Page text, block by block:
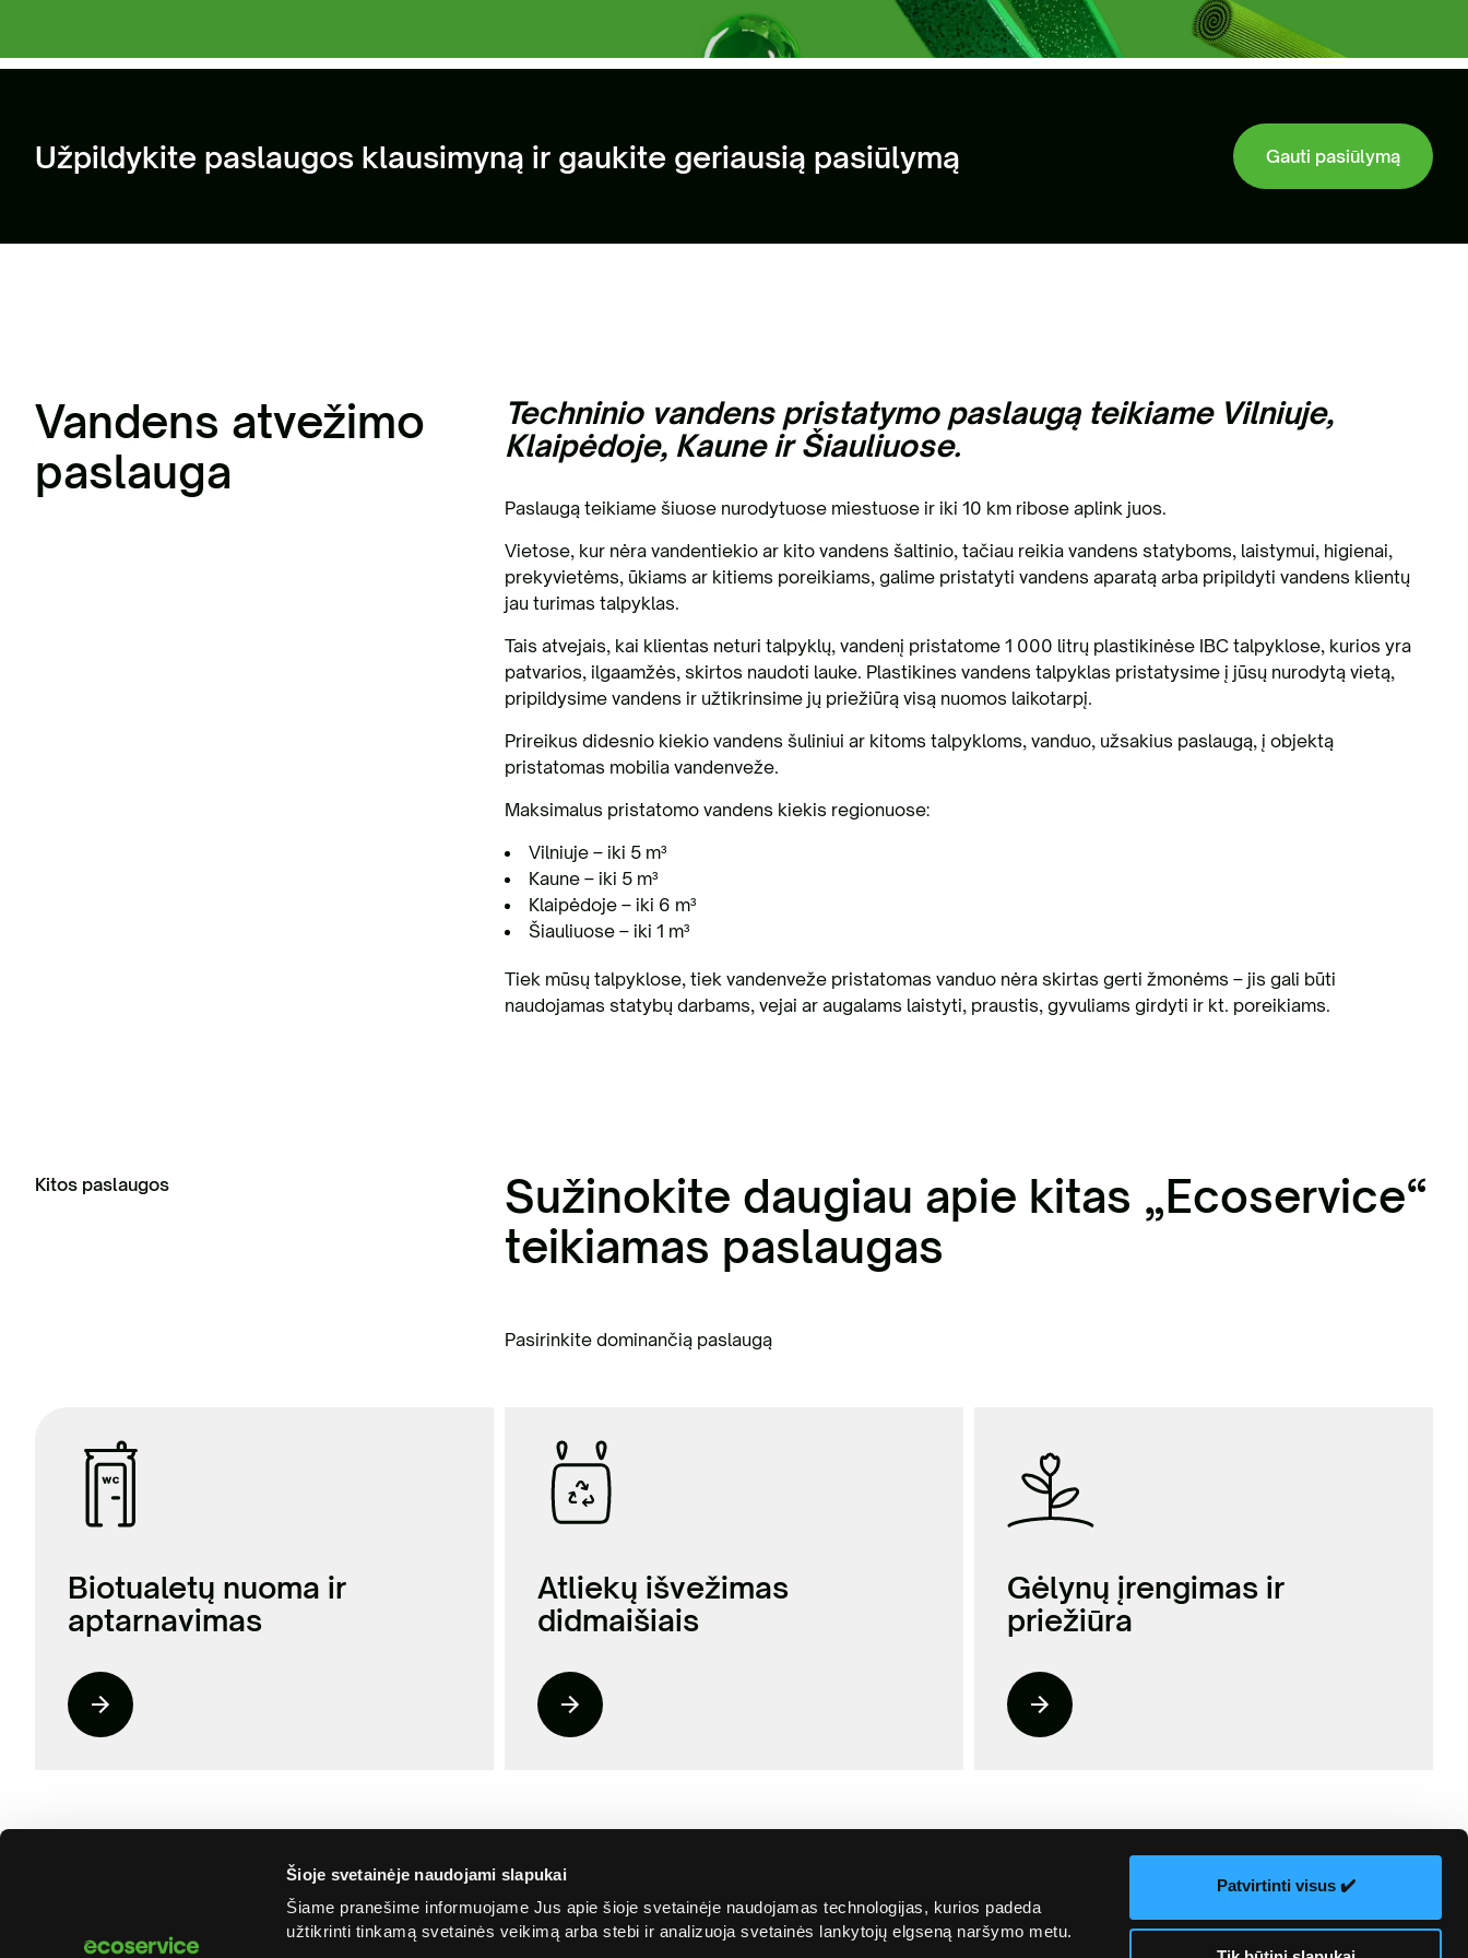
Šioje svetainėje naudojami slapukai
Šiame pranešime informuojame Jus apie šioje svetainėje naudojamas technologijas, kurios padeda
užtikrinti tinkamą svetainės veikimą arba stebi ir analizuoja svetainės lankytojų elgseną naršymo metu.
Patvirtinti visus ✔️
atliekų išvežimas Vilniaus mieste
Antrinių žaliavų tvarkymas
Užpildykite paslaugos klausimyną ir gaukite geriausią pasiūlymą Gauti pasiūlymą
Vandens atvežimo
paslauga
Techninio vandens pristatymo paslaugą teikiame Vilniuje,
Klaipėdoje, Kaune ir Šiauliuose.
Paslaugą teikiame šiuose nurodytuose miestuose ir iki 10 km ribose aplink juos.
Vietose, kur nėra vandentiekio ar kito vandens šaltinio, tačiau reikia vandens statyboms, laistymui, higienai,
prekyvietėms, ūkiams ar kitiems poreikiams, galime pristatyti vandens aparatą arba pripildyti vandens klientų
jau turimas talpyklas.
Tais atvejais, kai klientas neturi talpyklų, vandenį pristatome 1 000 litrų plastikinėse IBC talpyklose, kurios yra
patvarios, ilgaamžės, skirtos naudoti lauke. Plastikines vandens talpyklas pristatysime į jūsų nurodytą vietą,
pripildysime vandens ir užtikrinsime jų priežiūrą visą nuomos laikotarpį.
Prireikus didesnio kiekio vandens šuliniui ar kitoms talpykloms, vanduo, užsakius paslaugą, į objektą
pristatomas mobilia vandenveže.
Maksimalus pristatomo vandens kiekis regionuose:
Vilniuje – iki 5 m³
Kaune – iki 5 m³
Klaipėdoje – iki 6 m³
Šiauliuose – iki 1 m³
Tiek mūsų talpyklose, tiek vandenveže pristatomas vanduo nėra skirtas gerti žmonėms – jis gali būti
naudojamas statybų darbams, vejai ar augalams laistyti, praustis, gyvuliams girdyti ir kt. poreikiams.
Kitos paslaugos
Sužinokite daugiau apie kitas „Ecoservice“
teikiamas paslaugas
Pasirinkite dominančią paslaugą
Biotualetų nuoma ir
aptarnavimas
Atliekų išvežimas
didmaišiais
Gėlynų įrengimas ir
priežiūra